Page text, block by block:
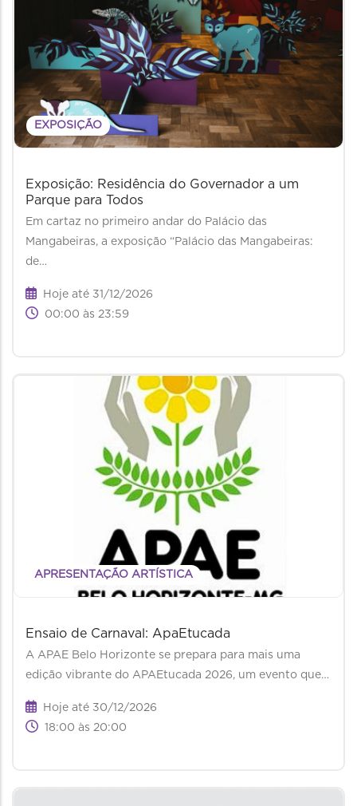
EXPOSIÇÃO
Exposição: Residência do Governador a um
Parque para Todos
Em cartaz no primeiro andar do Palácio das
Mangabeiras, a exposição “Palácio das Mangabeiras:
de…
Hoje até 31/12/2026
00:00 às 23:59
APRESENTAÇÃO ARTÍSTICA
Ensaio de Carnaval: ApaEtucada
A APAE Belo Horizonte se prepara para mais uma
edição vibrante do APAEtucada 2026, um evento que…
Hoje até 30/12/2026
18:00 às 20:00